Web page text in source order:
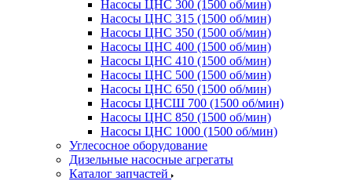
Насосы ЦНС 300 (1500 об/мин)
Насосы ЦНС 315 (1500 об/мин)
Насосы ЦНС 350 (1500 об/мин)
Насосы ЦНС 400 (1500 об/мин)
Насосы ЦНС 410 (1500 об/мин)
Насосы ЦНС 500 (1500 об/мин)
Насосы ЦНС 650 (1500 об/мин)
Насосы ЦНСШ 700 (1500 об/мин)
Насосы ЦНС 850 (1500 об/мин)
Насосы ЦНС 1000 (1500 об/мин)
Углесосное оборудование
Дизельные насосные агрегаты
Каталог запчастей